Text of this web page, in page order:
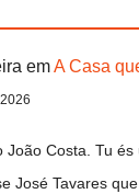
emA Casa
João Costa. Tu
José Tavares